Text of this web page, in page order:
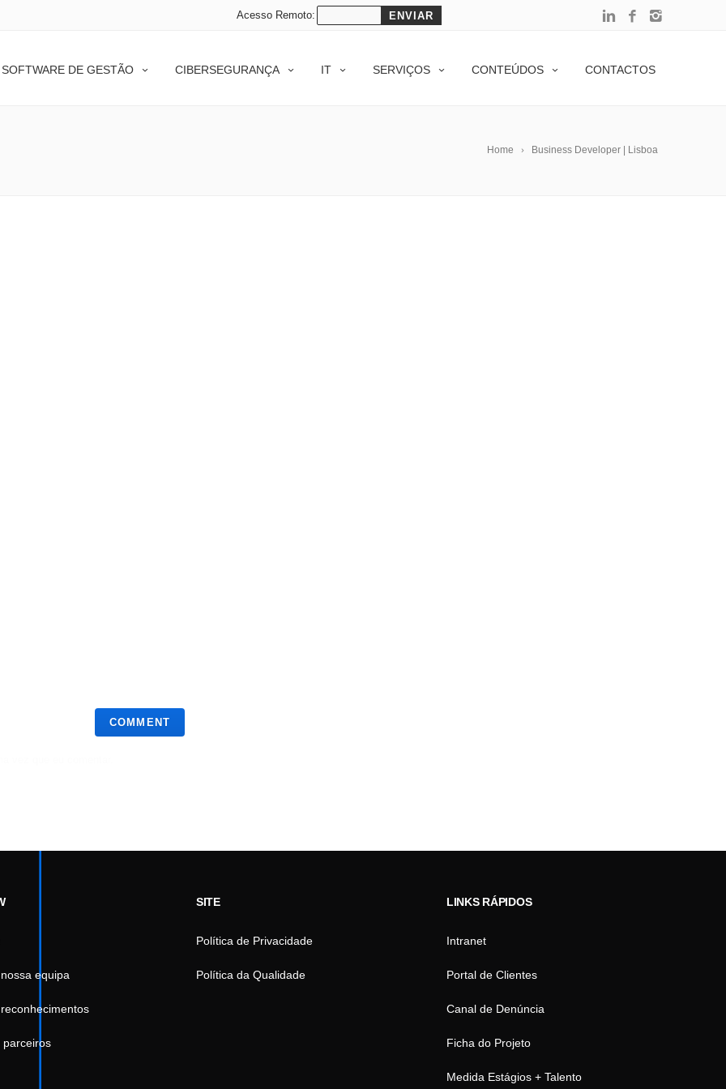
Acesso Remoto:
SOFTWARE DE GESTÃO CIBERSEGURANÇA IT SERVIÇOS CONTEÚDOS CONTACTOS
Home Business Developer | Lisboa
equipa
parceiros
SITE
Política de Privacidade
Política da Qualidade
LINKS RÁPIDOS
Intranet
Portal de Clientes
Canal de Denúncia
Ficha do Projeto
Medida Estágios + Talento